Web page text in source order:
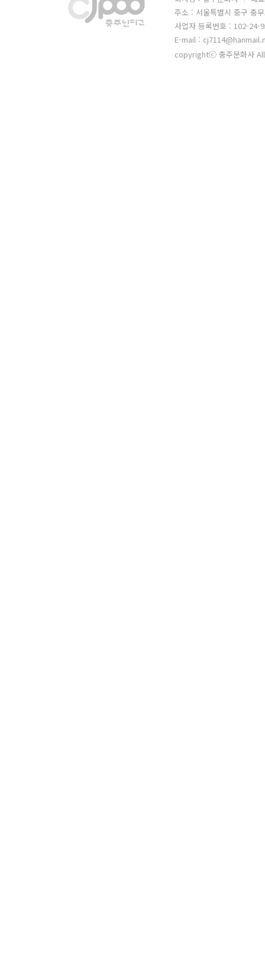
주소 : 서울특별시 중구 충
사업자 등록번호 : 102-24-
E-mail :
copyrightⓒ 충주문화사